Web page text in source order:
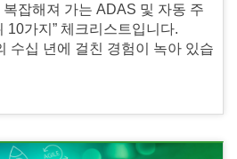
잡해져 가는 ADAS 및 자동 주
10가지” 체크리스트입니다.
수십 년에 걸친 경험이 녹아 있습